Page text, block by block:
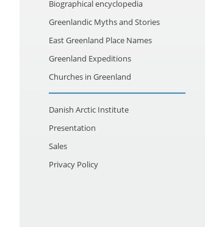
Biographical encyclopedia
Greenlandic Myths and Stories
East Greenland Place Names
Greenland Expeditions
Churches in Greenland
Danish Arctic Institute
Presentation
Sales
Privacy Policy